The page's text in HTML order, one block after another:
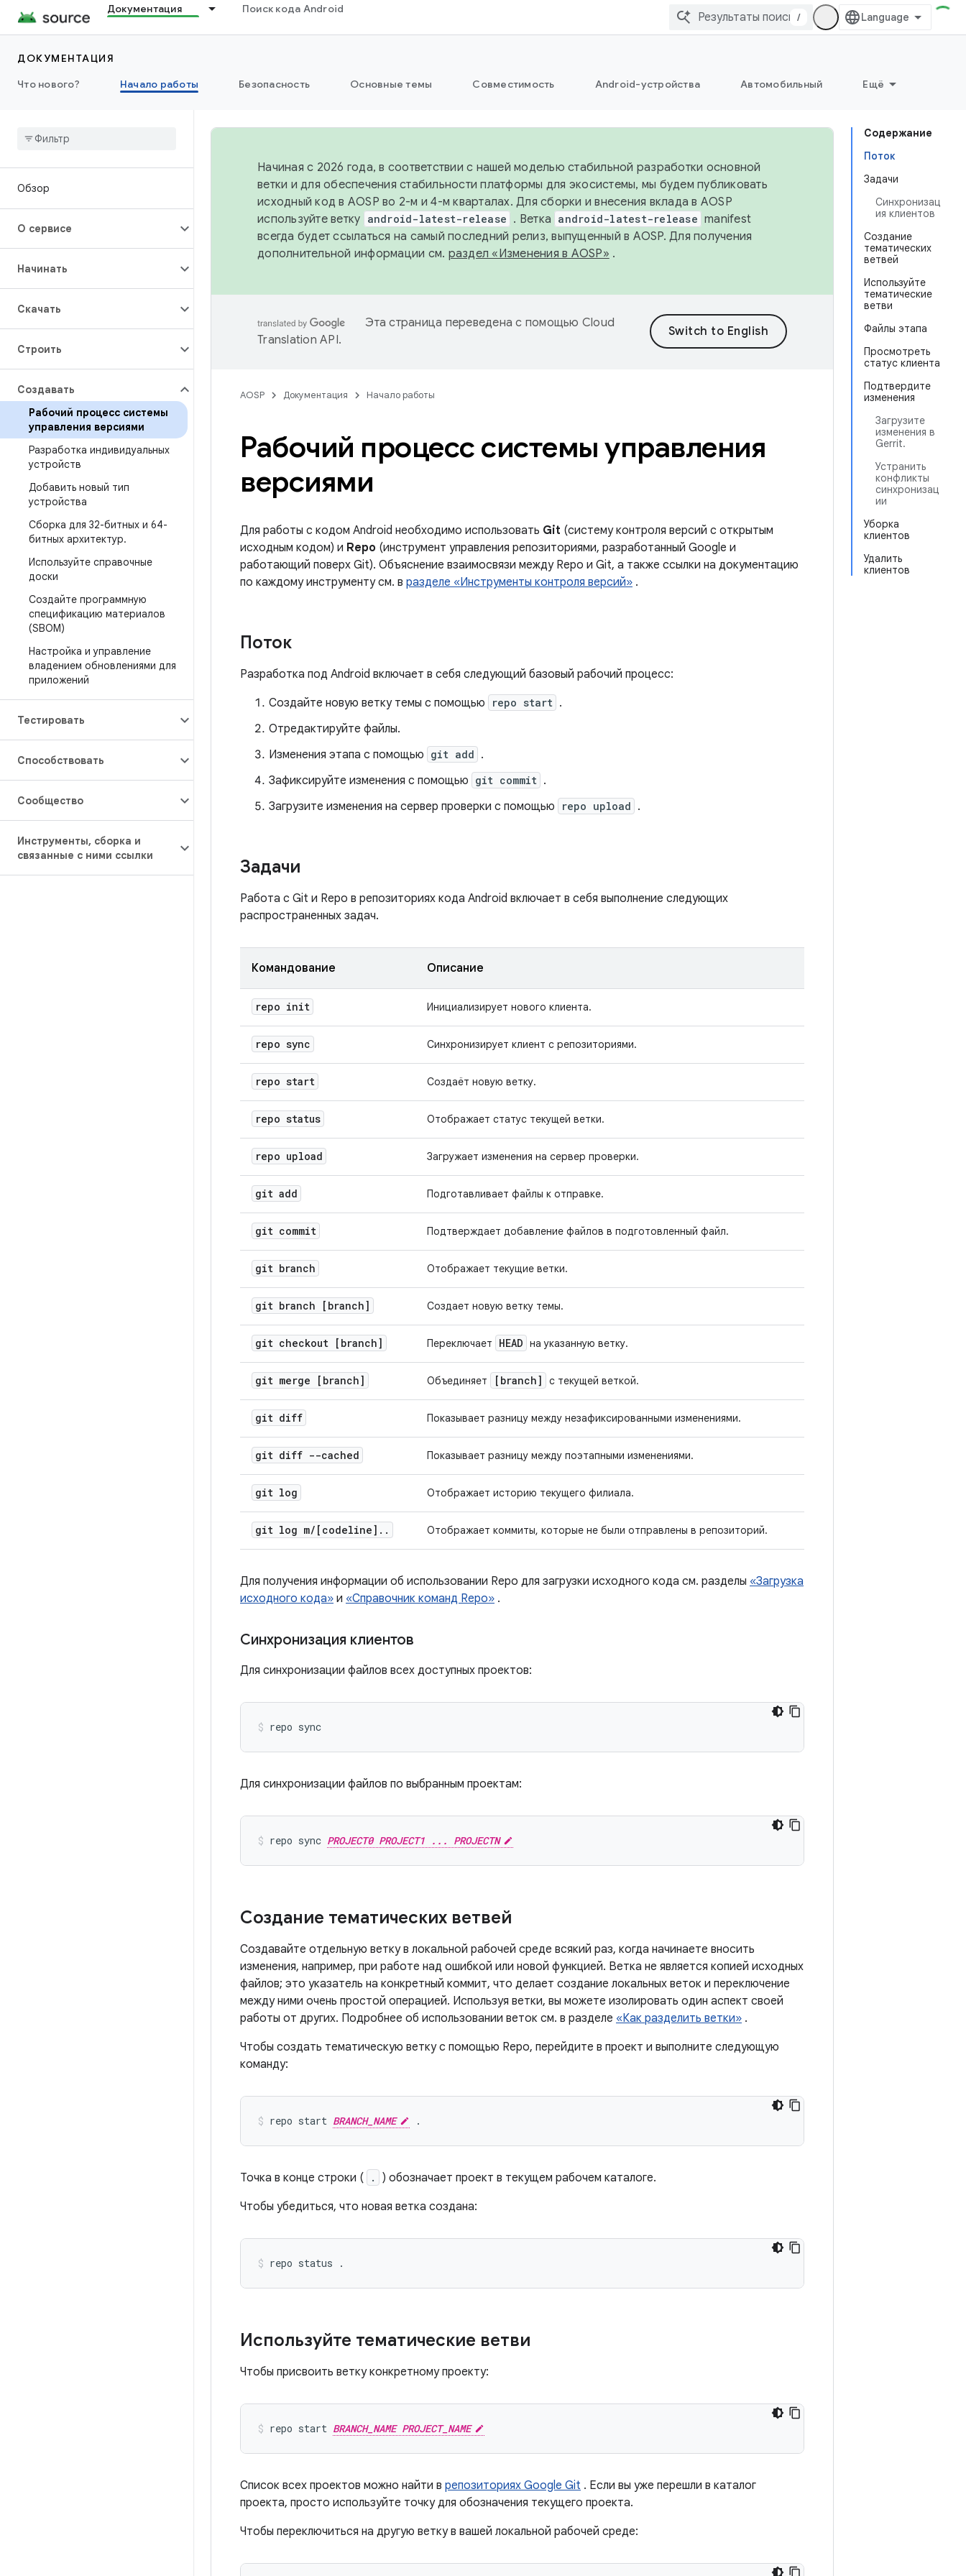
Документация Поиск кода Android
/
ДОКУМЕНТАЦИЯ
Что нового?
Начало работы Безопасность Основные темы Совместимость Android-устройства Автомобильный Ещё
Обзор
О сервисе
Начинать
Скачать
Строить
Создавать
Рабочий процесс системы
управления версиями
Разработка индивидуальных
устройств
Добавить новый тип
устройства
Сборка для 32-битных и 64-
битных архитектур.
Используйте справочные
доски
Создайте программную
спецификацию материалов
(SBOM)
Настройка и управление
владением обновлениями для
приложений
Тестировать
Способствовать
Сообщество
Инструменты, сборка и
связанные с ними ссылки
Содержание
Поток
Задачи
Синхронизац
ия клиентов
Создание
тематических
ветвей
Используйте
тематические
ветви
Файлы этапа
Просмотреть
статус клиента
Подтвердите
изменения
Загрузите
изменения в
Gerrit.
Устранить
конфликты
синхронизац
ии
Уборка
клиентов
Удалить
клиентов
Начиная с 2026 года, в соответствии с нашей моделью стабильной разработки основной
ветки и для обеспечения стабильности платформы для экосистемы, мы будем публиковать
исходный код в AOSP во 2-м и 4-м кварталах. Для сборки и внесения вклада в AOSP
используйте ветку android-latest-release . Ветка android-latest-release manifest
всегда будет ссылаться на самый последний релиз, выпущенный в AOSP. Для получения
дополнительной информации см. раздел «Изменения в AOSP» .
Эта страница переведена с помощью Cloud
Translation API.
AOSP Документация Начало работы
Рабочий процесс системы управления
версиями
Для работы с кодом Android необходимо использовать Git (систему контроля версий с открытым
исходным кодом) и Repo (инструмент управления репозиториями, разработанный Google и
работающий поверх Git). Объяснение взаимосвязи между Repo и Git, а также ссылки на документацию
по каждому инструменту см. в разделе «Инструменты контроля версий» .
Поток
Разработка под Android включает в себя следующий базовый рабочий процесс:
Создайте новую ветку темы с помощью
repo start .
Отредактируйте файлы.
Изменения этапа с помощью git add .
Зафиксируйте изменения с помощью git commit .
Загрузите изменения на сервер проверки с помощью
repo upload .
Задачи
Работа с Git и Repo в репозиториях кода Android включает в себя выполнение следующих
распространенных задач.
Командование Описание
repo init Инициализирует нового клиента.
repo sync Синхронизирует клиент с репозиториями.
repo start Создаёт новую ветку.
repo status Отображает статус текущей ветки.
repo upload Загружает изменения на сервер проверки.
git add Подготавливает файлы к отправке.
git commit Подтверждает добавление файлов в подготовленный файл.
git branch Отображает текущие ветки.
git branch [branch] Создает новую ветку темы.
git checkout [branch] Переключает HEAD на указанную ветку.
git merge [branch] Объединяет [branch] с текущей веткой.
git diff Показывает разницу между незафиксированными изменениями.
git diff --cached Показывает разницу между поэтапными изменениями.
git log Отображает историю текущего филиала.
git log m/ [codeline] . . Отображает коммиты, которые не были отправлены в репозиторий.
Для получения информации об использовании Repo для загрузки исходного кода см. разделы «Загрузка
исходного кода» и «Справочник команд Repo» .
Синхронизация клиентов
Для синхронизации файлов всех доступных проектов:
repo sync
Для синхронизации файлов по выбранным проектам:
repo sync PROJECT0 PROJECT1 ... PROJECTN
Создание тематических ветвей
Создавайте отдельную ветку в локальной рабочей среде всякий раз, когда начинаете вносить
изменения, например, при работе над ошибкой или новой функцией. Ветка не является копией исходных
файлов; это указатель на конкретный коммит, что делает создание локальных веток и переключение
между ними очень простой операцией. Используя ветки, вы можете изолировать один аспект своей
работы от других. Подробнее об использовании веток см. в разделе «Как разделить ветки» .
Чтобы создать тематическую ветку с помощью Repo, перейдите в проект и выполните следующую
команду:
repo start BRANCH_NAME
Точка в конце строки ( .
) обозначает проект в текущем рабочем каталоге.
Чтобы убедиться, что новая ветка создана:
Используйте тематические ветви
Чтобы присвоить ветку конкретному проекту:
repo start BRANCH_NAME PROJECT_NAME
Список всех проектов можно найти в репозиториях Google Git . Если вы уже перешли в каталог
проекта, просто используйте точку для обозначения текущего проекта.
Чтобы переключиться на другую ветку в вашей локальной рабочей среде: